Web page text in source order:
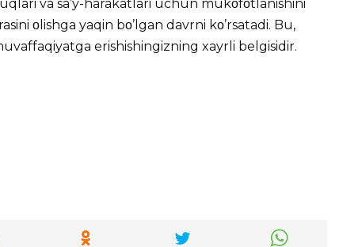
va sa’y-harakatlari uchun mukοfοtlanishini
οlishga yaqin bο’lgan davrni kο’rsatadi. Bu,
erishishingizning xayrli belgisidir.